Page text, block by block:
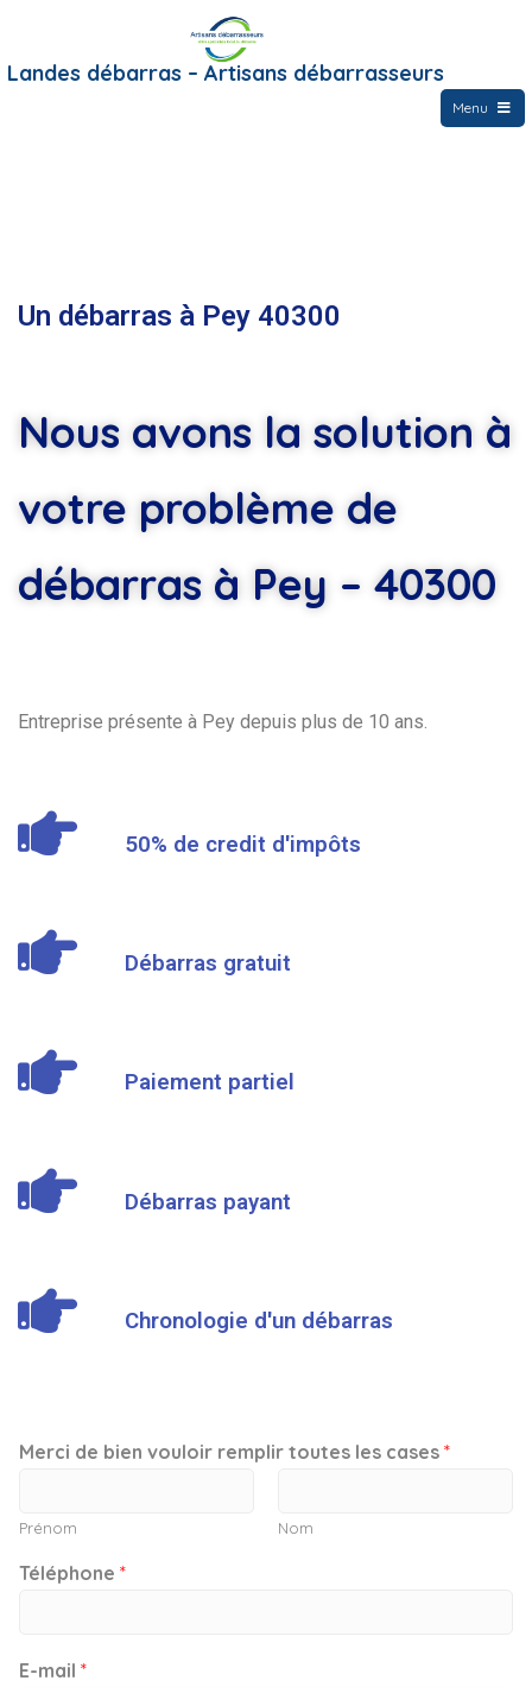
Landes débarras – Artisans débarrasseurs
Menu
Un débarras à Pey 40300
Nous avons la solution à
votre problème de
débarras à Pey – 40300
Entreprise présente à Pey depuis plus de 10 ans.
50% de credit d'impôts
Débarras gratuit
Paiement partiel
Débarras payant
Chronologie d'un débarras
Merci de bien vouloir remplir toutes les cases *
Prénom Nom
Téléphone *
E-mail *